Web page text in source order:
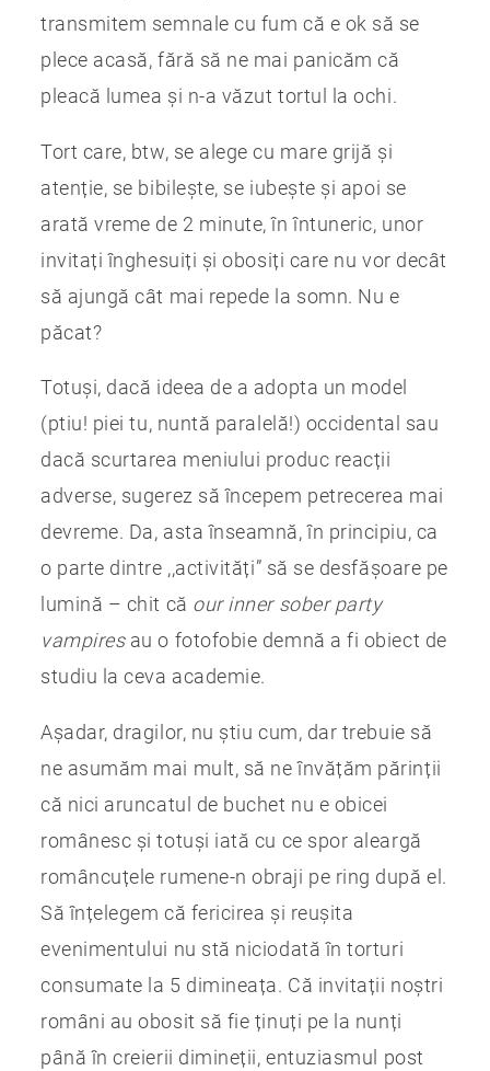
transmitem semnale cu fum că e ok să se
plece acasă, fără să ne mai panicăm că
pleacă lumea și n-a văzut tortul la ochi.
Tort care, btw, se alege cu mare grijă și
atenție, se bibilește, se iubește și apoi se
arată vreme de 2 minute, în întuneric, unor
invitați înghesuiți și obosiți care nu vor decât
să ajungă cât mai repede la somn. Nu e
păcat?
Totuși, dacă ideea de a adopta un model
(ptiu! piei tu, nuntă paralelă!) occidental sau
dacă scurtarea meniului produc reacții
adverse, sugerez să începem petrecerea mai
devreme. Da, asta înseamnă, în principiu, ca
o parte dintre ,,activități” să se desfășoare pe
lumină – chit că our inner sober party
vampiresau o fotofobie demnă a fi obiect de
studiu la ceva academie.
Așadar, dragilor, nu știu cum, dar trebuie să
ne asumăm mai mult, să ne învățăm părinții
că nici aruncatul de buchet nu e obicei
românesc și totuși iată cu ce spor aleargă
româncuțele rumene-n obraji pe ring după el.
Să înțelegem că fericirea și reușita
evenimentului nu stă niciodată în torturi
consumate la 5 dimineața. Că invitații noștri
români au obosit să fie ținuți pe la nunți
până în creierii dimineții, entuziasmul post